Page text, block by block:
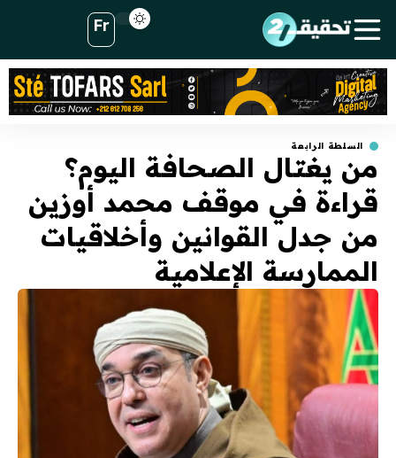
Fr
السلطة الرابعة
من يغتال الصحافة اليوم؟
قراءة في موقف محمد أوزين
من جدل القوانين وأخلاقيات
الممارسة الإعلامية